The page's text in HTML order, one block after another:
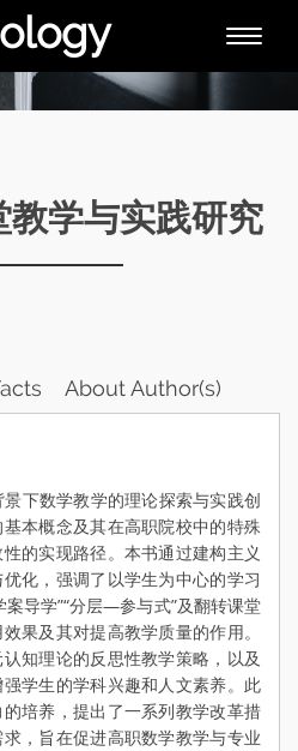
Toggle
教学与实践研究
About Author(s)
数学教学的理论探索与实践创
本概念及其在高职院校中的特殊
的实现路径。本书通过建构主义
化，强调了以学生为中心的学习
导学”“分层—参与式”及翻转课堂
果及其对提高教学质量的作用。
知理论的反思性教学策略，以及
学生的学科兴趣和人文素养。此
培养，提出了一系列教学改革措
，旨在促进高职数学教学与专业